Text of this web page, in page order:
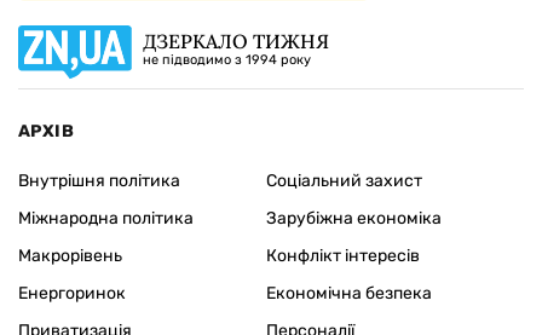
ДЗЕРКАЛО ТИЖНЯ
не підводимо з 1994 року
АРХІВ
Внутрішня політика
Міжнародна політика
Макрорівень
Енергоринок
Соціальний захист
Зарубіжна економіка
Конфлікт інтересів
Економічна безпека